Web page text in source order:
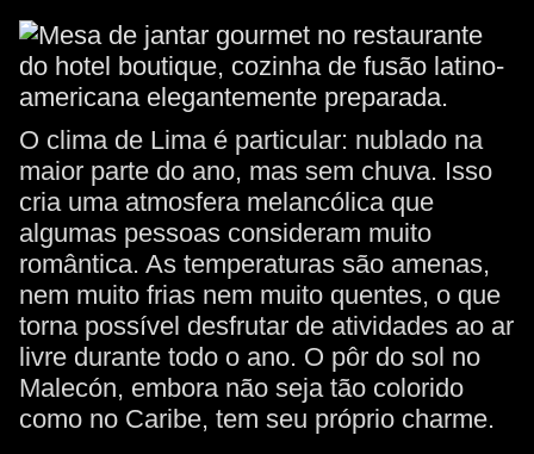
O clima de Lima é particular: nublado na
maior parte do ano, mas sem chuva. Isso
cria uma atmosfera melancólica que
algumas pessoas consideram muito
romântica. As temperaturas são amenas,
nem muito frias nem muito quentes, o que
torna possível desfrutar de atividades ao ar
livre durante todo o ano. O pôr do sol no
Malecón, embora não seja tão colorido
como no Caribe, tem seu próprio charme.